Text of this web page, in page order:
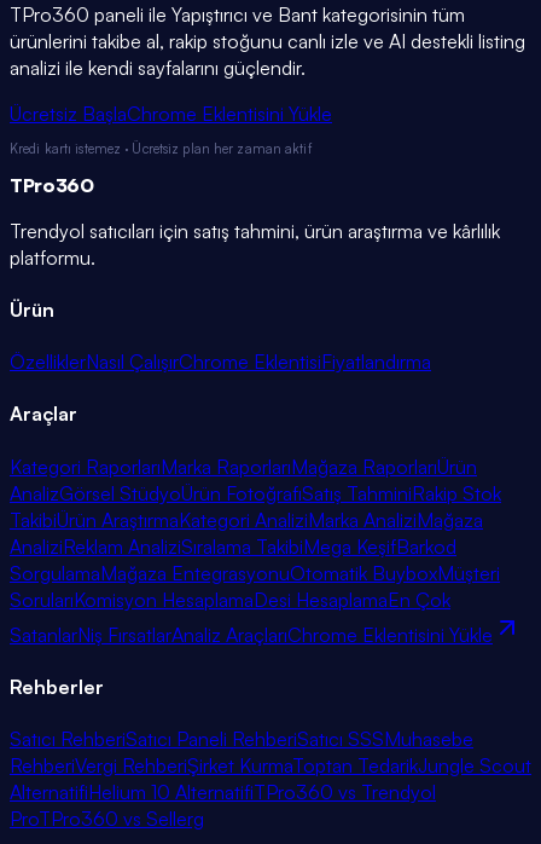
TPro360 paneli ile Yapıştırıcı ve Bant kategorisinin tüm
ürünlerini takibe al, rakip stoğunu canlı izle ve AI destekli listing
analizi ile kendi sayfalarını güçlendir.
Ücretsiz BaşlaChrome Eklentisini Yükle
Kredi kartı istemez · Ücretsiz plan her zaman aktif
TPro360
Trendyol satıcıları için satış tahmini, ürün araştırma ve kârlılık
platformu.
Ürün
ÖzelliklerNasıl ÇalışırChrome EklentisiFiyatlandırma
Araçlar
Kategori RaporlarıMarka RaporlarıMağaza RaporlarıÜrün
AnalizGörsel StüdyoÜrün FotoğrafıSatış TahminiRakip Stok
TakibiÜrün AraştırmaKategori AnaliziMarka AnaliziMağaza
AnaliziReklam AnaliziSıralama TakibiMega KeşifBarkod
SorgulamaMağaza EntegrasyonuOtomatik BuyboxMüşteri
SorularıKomisyon HesaplamaDesi HesaplamaEn Çok
SatanlarNiş FırsatlarAnaliz AraçlarıChrome Eklentisini Yükle
Rehberler
Satıcı RehberiSatıcı Paneli RehberiSatıcı SSSMuhasebe
RehberiVergi RehberiŞirket KurmaToptan TedarikJungle Scout
AlternatifiHelium 10 AlternatifiTPro360 vs Trendyol
ProTPro360 vs Sellerg